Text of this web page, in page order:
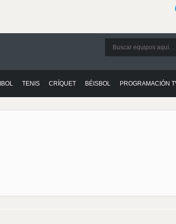
TENIS CRÍQUET BÉISBOL PROGRAMACIÓN